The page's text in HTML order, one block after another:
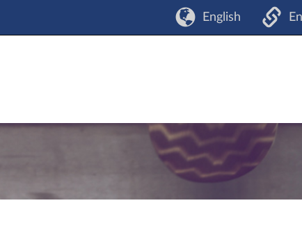
English